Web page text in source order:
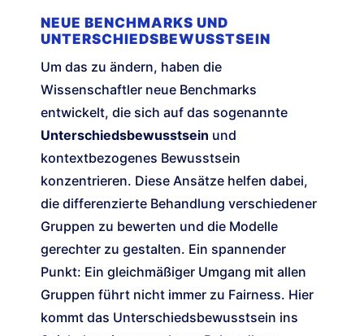
NEUE BENCHMARKS UND
UNTERSCHIEDSBEWUSSTSEIN
Um das zu ändern, haben die
Wissenschaftler neue Benchmarks
entwickelt, die sich auf das sogenannte
Unterschiedsbewusstsein und
kontextbezogenes Bewusstsein
konzentrieren. Diese Ansätze helfen dabei,
die differenzierte Behandlung verschiedener
Gruppen zu bewerten und die Modelle
gerechter zu gestalten. Ein spannender
Punkt: Ein gleichmäßiger Umgang mit allen
Gruppen führt nicht immer zu Fairness. Hier
kommt das Unterschiedsbewusstsein ins